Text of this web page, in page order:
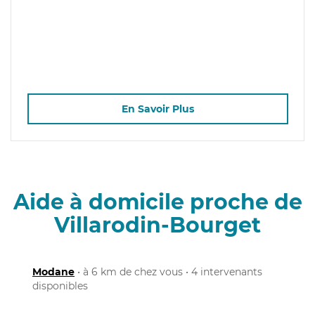
En Savoir Plus
Aide à domicile proche de
Villarodin-Bourget
Modane • à 6 km de chez vous • 4 intervenants
disponibles